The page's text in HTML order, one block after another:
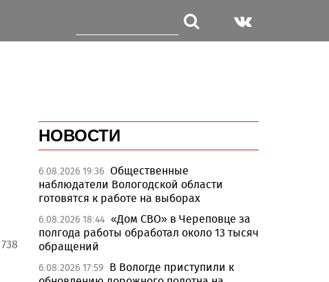
738
НОВОСТИ
6.08.2026 19:36 Общественные
наблюдатели Вологодской области
готовятся к работе на выборах
6.08.2026 18:44 «Дом СВО» в Череповце за
полгода работы обработал около 13 тысяч
обращений
6.08.2026 17:59 В Вологде приступили к